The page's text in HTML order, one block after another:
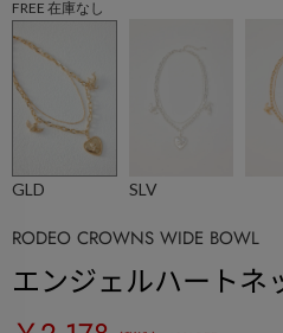
FREE 在庫なし
GLD SLV
RODEO CROWNS WIDE BOWL
エンジェルハートネ